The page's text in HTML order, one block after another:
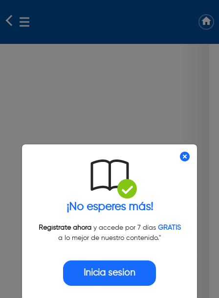
¡No esperes más!
Regístrate ahoray accede por 7 días GRATIS
a lo mejor de nuestro contenido."
Inicia sesión